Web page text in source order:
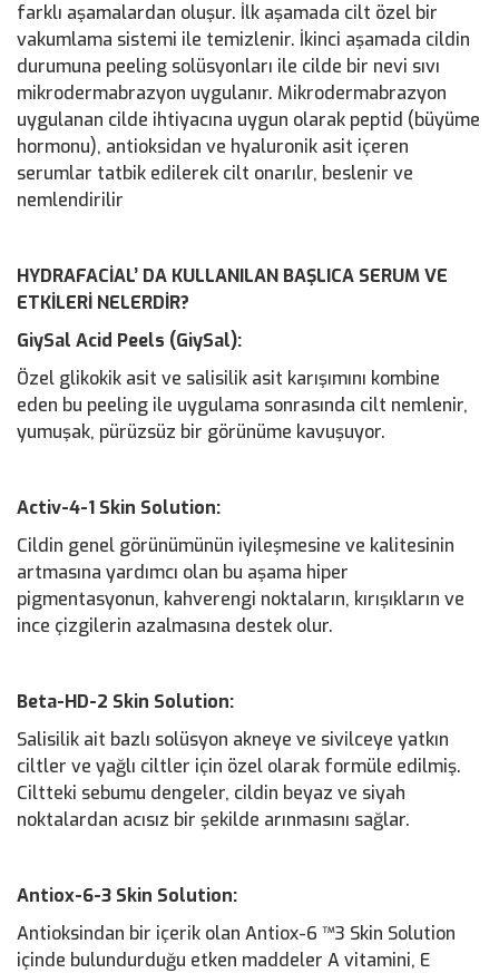
farklı aşamalardan oluşur. İlk aşamada cilt özel bir
vakumlama sistemi ile temizlenir. İkinci aşamada cildin
durumuna peeling solüsyonları ile cilde bir nevi sıvı
mikrodermabrazyon uygulanır. Mikrodermabrazyon
uygulanan cilde ihtiyacına uygun olarak peptid (büyüme
hormonu), antioksidan ve hyaluronik asit içeren
serumlar tatbik edilerek cilt onarılır, beslenir ve
nemlendirilir
HYDRAFACİAL’ DA KULLANILAN BAŞLICA SERUM VE
ETKİLERİ NELERDİR?
GiySal Acid Peels (GiySal):
Özel glikokik asit ve salisilik asit karışımını kombine
eden bu peeling ile uygulama sonrasında cilt nemlenir,
yumuşak, pürüzsüz bir görünüme kavuşuyor.
Activ-4-1 Skin Solution:
Cildin genel görünümünün iyileşmesine ve kalitesinin
artmasına yardımcı olan bu aşama hiper
pigmentasyonun, kahverengi noktaların, kırışıkların ve
ince çizgilerin azalmasına destek olur.
Beta-HD-2 Skin Solution:
Salisilik ait bazlı solüsyon akneye ve sivilceye yatkın
ciltler ve yağlı ciltler için özel olarak formüle edilmiş.
Ciltteki sebumu dengeler, cildin beyaz ve siyah
noktalardan acısız bir şekilde arınmasını sağlar.
Antiox-6-3 Skin Solution:
Antioksindan bir içerik olan Antiox-6 ™3 Skin Solution
içinde bulundurduğu etken maddeler A vitamini, E